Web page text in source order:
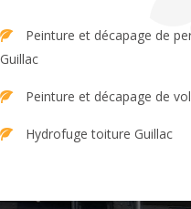
Guillac
Peinture et décapage de
Hydrofuge toiture Guillac